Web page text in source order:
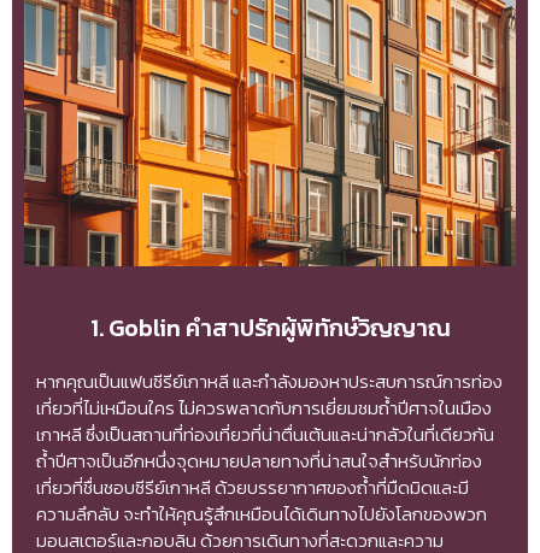
1. Goblin คำสาปรักผู้พิทักษ์วิญญาณ
หากคุณเป็นแฟนซีรีย์เกาหลี และกำลังมองหาประสบการณ์การท่อง
เที่ยวที่ไม่เหมือนใคร ไม่ควรพลาดกับการเยี่ยมชมถ้ำปีศาจในเมือง
เกาหลี ซึ่งเป็นสถานที่ท่องเที่ยวที่น่าตื่นเต้นและน่ากลัวในที่เดียวกัน
ถ้ำปีศาจเป็นอีกหนึ่งจุดหมายปลายทางที่น่าสนใจสำหรับนักท่อง
เที่ยวที่ชื่นชอบซีรีย์เกาหลี ด้วยบรรยากาศของถ้ำที่มืดมิดและมี
ความลึกลับ จะทำให้คุณรู้สึกเหมือนได้เดินทางไปยังโลกของพวก
มอนสเตอร์และกอบลิน ด้วยการเดินทางที่สะดวกและความ